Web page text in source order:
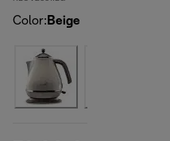
Color: Beige